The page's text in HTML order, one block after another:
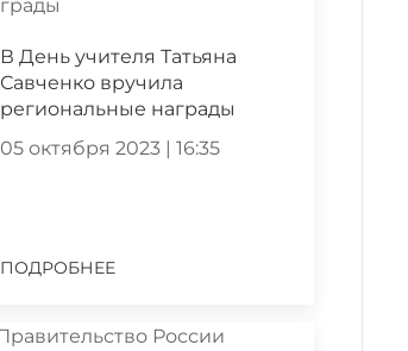
В День учителя Татьяна
Савченко вручила
региональные награды
05 октября 2023 | 16:35
ПОДРОБНЕЕ